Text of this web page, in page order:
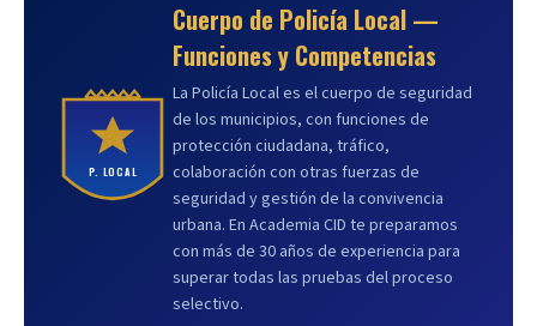
P. LOCAL
Cuerpo de Policía Local —
Funciones y Competencias
La Policía Local es el cuerpo de seguridad
de los municipios, con funciones de
protección ciudadana, tráfico,
colaboración con otras fuerzas de
seguridad y gestión de la convivencia
urbana. En Academia CID te preparamos
con más de 30 años de experiencia para
superar todas las pruebas del proceso
selectivo.